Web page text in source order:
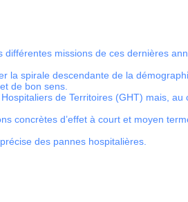
missions de ces dernières
la spirale descendante de la
de bon sens.
de Territoires (GHT) mais,
concrètes d’effet à court et moyen
des pannes hospitalières.